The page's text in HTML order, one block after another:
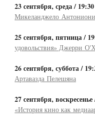
23 сентября, среда / 19:30
Микеланджело Антониони
25 сентября, пятница /
удовольствия» Джерри
26 сентября, суббота /
Артавазда Пелешяна
27 сентября,
«История кино как